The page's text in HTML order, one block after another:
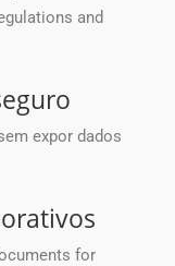
and
expor dados
for